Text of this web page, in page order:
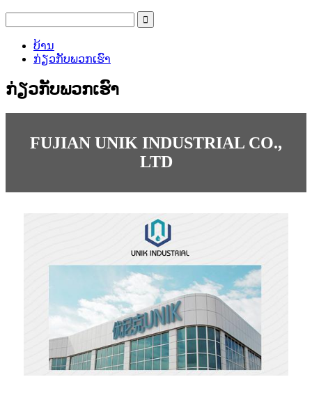
ບ້ານ
ກ່ຽວກັບພວກເຮົາ
ກ່ຽວກັບພວກເຮົາ
FUJIAN UNIK INDUSTRIAL CO.,
LTD